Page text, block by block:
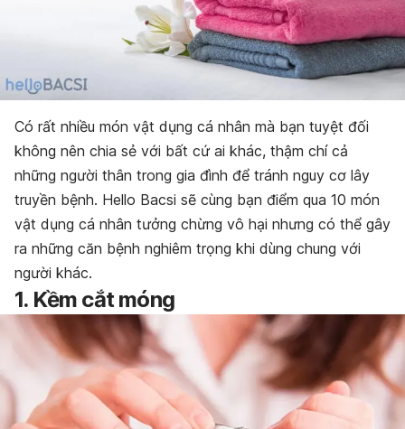
Có rất nhiều món vật dụng cá nhân mà bạn tuyệt đối
không nên chia sẻ với bất cứ ai khác, thậm chí cả
những người thân trong gia đình để tránh nguy cơ lây
truyền bệnh. Hello Bacsi sẽ cùng bạn điểm qua 10 món
vật dụng cá nhân tưởng chừng vô hại nhưng có thể gây
ra những căn bệnh nghiêm trọng khi dùng chung với
người khác.
1. Kềm cắt móng